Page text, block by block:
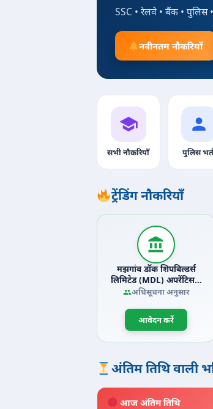
SSC • रेलवे • बैंक • पुलिस
नवीनतम नौकरियाँ
सभी नौकरियाँ पुलिस
ट्रेंडिंग नौकरियाँ
मझगांव डॉक शिपबिल्डर्स
लिमिटेड (MDL) अपरेंटिस…
अधिसूचना अनुसार
आवेदन करें
अंतिम तिथि वाली
आज अंतिम तिथि